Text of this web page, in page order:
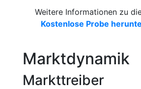
Weitere Informationen zu
Kostenlose Probe
Marktdynamik
Markttreiber